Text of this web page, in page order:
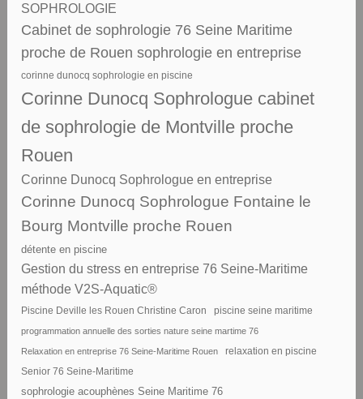
SOPHROLOGIE
Cabinet de sophrologie 76 Seine Maritime
proche de Rouen sophrologie en entreprise
corinne dunocq sophrologie en piscine
Corinne Dunocq Sophrologue cabinet
de sophrologie de Montville proche
Rouen
Corinne Dunocq Sophrologue en entreprise
Corinne Dunocq Sophrologue Fontaine le
Bourg Montville proche Rouen
détente en piscine
Gestion du stress en entreprise 76 Seine-Maritime
méthode V2S-Aquatic®
Piscine Deville les Rouen Christine Caron piscine seine maritime
programmation annuelle des sorties nature seine martime 76
Relaxation en entreprise 76 Seine-Maritime Rouen relaxation en piscine
Senior 76 Seine-Maritime
sophrologie acouphènes Seine Maritime 76